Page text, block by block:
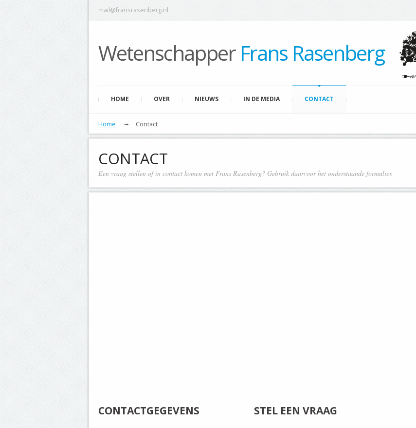
mail@fransrasenberg.nl
Wetenschapper Frans Rasenberg
HOME OVER NIEUWS IN DE MEDIA CONTACT
Home Contact
CONTACT
Een vraag stellen of in contact komen met Frans Rasenberg? Gebruik daarvoor het onderstaande formulier.
CONTACTGEGEVENS STEL EEN VRAAG